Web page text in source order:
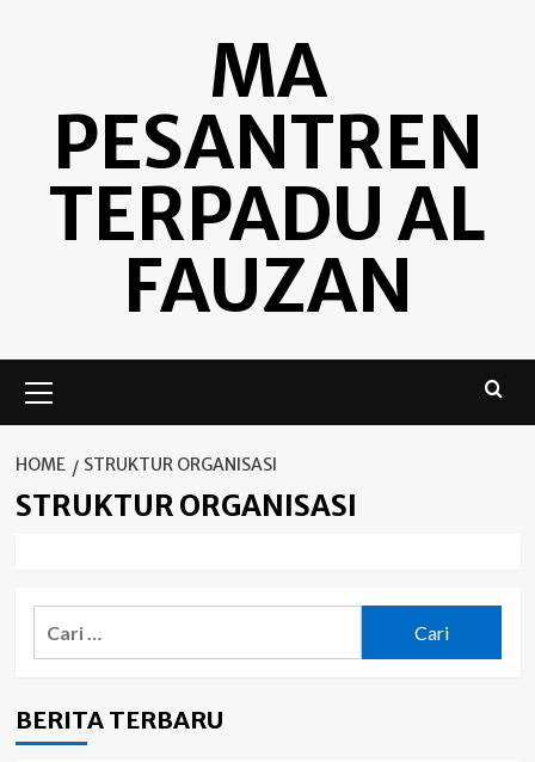
MA
PESANTREN
TERPADU AL
FAUZAN
Menu
HOME STRUKTUR ORGANISASI
STRUKTUR ORGANISASI
BERITA TERBARU